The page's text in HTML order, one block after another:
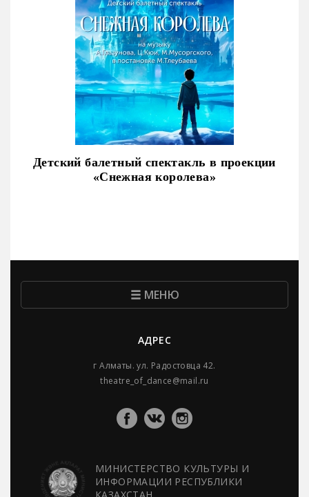
Детский балетный спектакль в проекции
«Снежная королева»
МЕНЮ
АДРЕС
г Алматы. ул. Радостовца 42.
theatre_of_dance@mail.ru
МИНИСТЕРСТВО КУЛЬТУРЫ И
ИНФОРМАЦИИ РЕСПУБЛИКИ